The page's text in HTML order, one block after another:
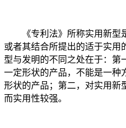
《专利法》所称实用新型
或者其结合所提出的适于实用
型与发明的不同之处在于：第
一定形状的产品，不能是一种
形状的产品；第二，对实用新
而实用性较强。